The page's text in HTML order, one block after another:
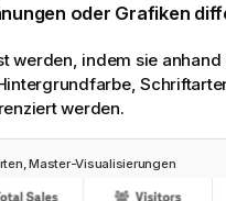
oder Grafiken
werden, indem sie
werden.
Master-Visualisierungen